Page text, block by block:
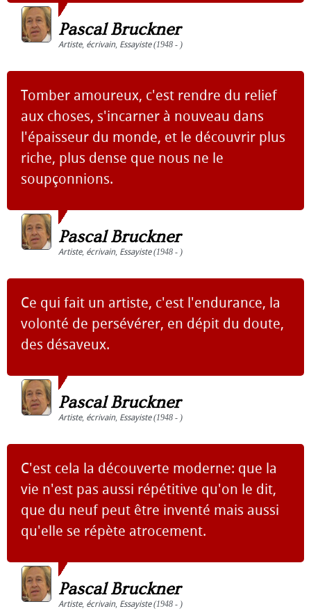
Pascal Bruckner
Artiste, écrivain, Essayiste(1948 - )
Tomber amoureux, c'est rendre du relief
aux choses, s'incarner à nouveau dans
l'épaisseur du monde, et le découvrir plus
riche, plus dense que nous ne le
soupçonnions.
Pascal Bruckner
Artiste, écrivain, Essayiste(1948 - )
Ce qui fait un artiste, c'est l'endurance, la
volonté de persévérer, en dépit du doute,
des désaveux.
Pascal Bruckner
Artiste, écrivain, Essayiste(1948 - )
C'est cela la découverte moderne: que la
vie n'est pas aussi répétitive qu'on le dit,
que du neuf peut être inventé mais aussi
qu'elle se répète atrocement.
Pascal Bruckner
Artiste, écrivain, Essayiste(1948 - )